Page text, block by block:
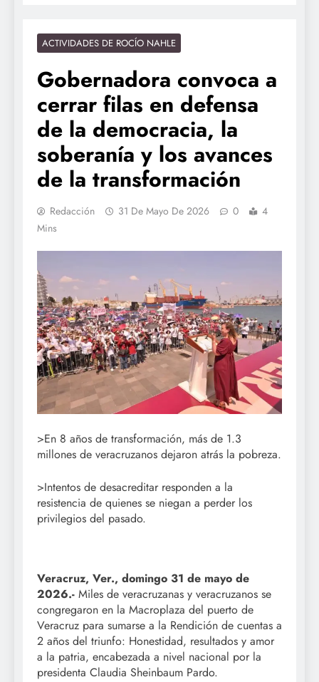
ACTIVIDADES DE ROCÍO NAHLE
Gobernadora convoca a
cerrar filas en defensa
de la democracia, la
soberanía y los avances
de la transformación
Redacción 31 De Mayo De 2026 0
4
Mins
>En 8 años de transformación, más de 1.3
millones de veracruzanos dejaron atrás la pobreza.
>Intentos de desacreditar responden a la
resistencia de quienes se niegan a perder los
privilegios del pasado.
Veracruz, Ver., domingo 31 de mayo de
2026.- Miles de veracruzanas y veracruzanos se
congregaron en la Macroplaza del puerto de
Veracruz para sumarse a la Rendición de cuentas a
2 años del triunfo: Honestidad, resultados y amor
a la patria, encabezada a nivel nacional por la
presidenta Claudia Sheinbaum Pardo.